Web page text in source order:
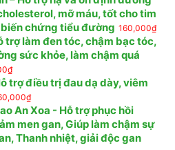
mỡ máu, tốt cho tim
chứng tiểu đường 160,000₫
trợ làm đen tóc, chậm bạc tóc,
sức khỏe, làm chậm quá
₫
trợ điều trị đau dạ dày, viêm
₫
An Xoa - Hỗ trợ phục hồi
men gan, Giúp làm chậm sự
Thanh nhiệt, giải độc gan